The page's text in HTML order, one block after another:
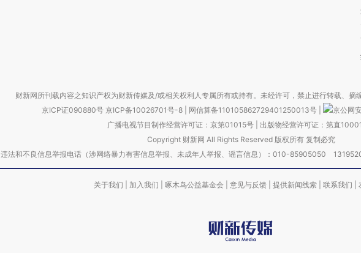
财新网所刊载内容之知识产权为财新传媒及/或相关权利人专属所有或持有。未经许可，禁止进行转载、摘
京ICP证090880号 京ICP备10026701号-8 网信算备110105862729401250013号
京公网
广播电视节目制作经营许可证：京第01015号| 出版物经营许可证：第直
Copyright 财新网 All Rights Reserved 版权所有 复制必究
违法和不良信息举报电话（涉网络暴力有害信息举报、未成年人举报、谣言信息）：010-85905050
关于我们 加入我们 啄木鸟公益基金会 意见与反馈 提供新闻线索 联系我们